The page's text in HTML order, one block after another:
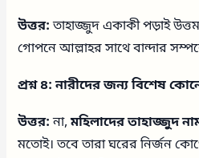
উত্তর:তাহাজ্জুদ একাকী পড়াই
গোপনে আল্লাহর সাথে বান্দার
প্রশ্ন ৪: নারীদের জন্য বিশেষ
উত্তর:না,মহিলাদের তাহাজ্জুদ
মতোই। তবে তারা ঘরের নির্জন